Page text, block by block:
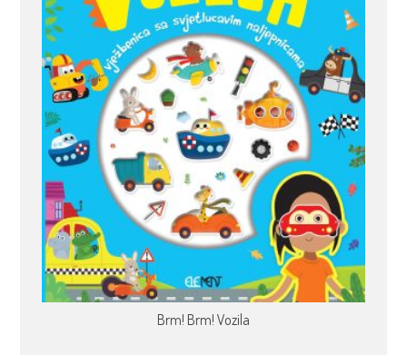
Brm! Brm! Vozila